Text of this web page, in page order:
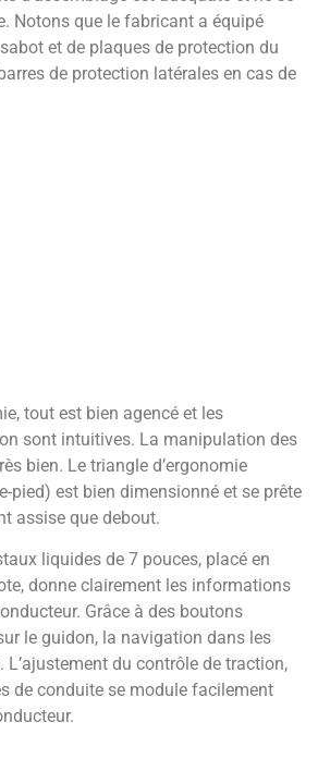
Notons que le fabricant a équipé
et de plaques de protection du
de protection latérales en cas de
tout est bien agencé et les
sont intuitives. La manipulation des
bien. Le triangle d’ergonomie
pied) est bien dimensionné et se prête
assise que debout.
liquides de 7 pouces, placé en
donne clairement les informations
Grâce à des boutons
le guidon, la navigation dans les
L’ajustement du contrôle de traction,
de conduite se module facilement